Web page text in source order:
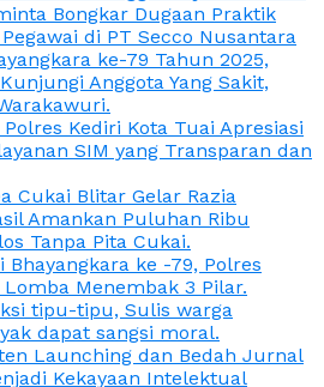
Bongkar Dugaan Praktik
di PT Secco Nusantara
ke-79 Tahun 2025,
Anggota Yang Sakit,
Kediri Kota Tuai Apresiasi
SIM yang Transparan dan
Cukai Blitar Gelar Razia
Amankan Puluhan Ribu
Tanpa Pita Cukai.
Bhayangkara ke -79, Polres
Menembak 3 Pilar.
tipu-tipu, Sulis warga
dapat sangsi moral.
Launching dan Bedah Jurnal
Kekayaan Intelektual